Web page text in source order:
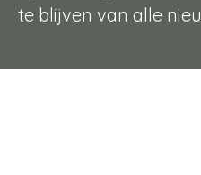
te blijven van alle